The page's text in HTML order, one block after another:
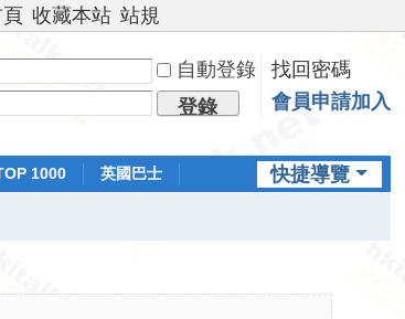
收藏本站 站規
自動登錄
找回密碼
登錄 會員申請加入
快捷導覽
1000
英國巴士